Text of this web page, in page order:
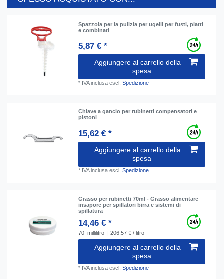
Spazzola per la pulizia per ugelli per fusti, piatti
e combinati
5,87 € *
Aggiungere al carrello della
spesa
* IVA inclusa escl.Spedizione
Chiave a gancio per rubinetti compensatori e
pistoni
15,62 € *
Aggiungere al carrello della
spesa
* IVA inclusa escl.Spedizione
Grasso per rubinetti 70ml - Grasso alimentare
insapore per spillatori birra e sistemi di
spillatura
14,46 € *
70 millilitro | 206,57 € / litro
Aggiungere al carrello della
spesa
* IVA inclusa escl.Spedizione